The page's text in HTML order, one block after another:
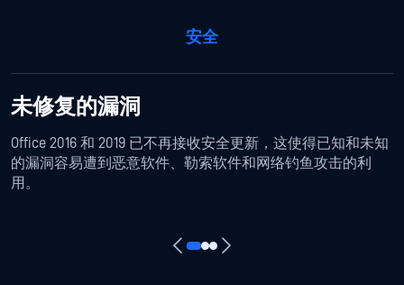
安全
未修复的漏洞
Office 2016 和 2019 已不再接收安全更新，这使得已知和未知
的漏洞容易遭到恶意软件、勒索软件和网络钓鱼攻击的利
用。